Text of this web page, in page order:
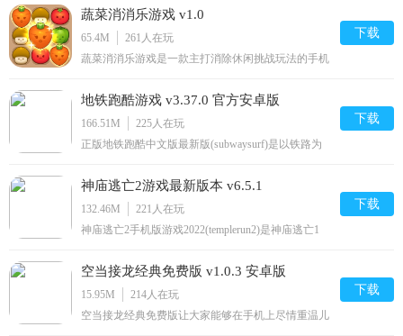
飞行射击方向和速度。这款游戏可以自动存档，实时
保存用户游戏数据！喜欢的玩家欢迎在绿色资源网下
载体验！疯狂喷
蔬菜消消乐游戏 v1.0
65.4M 261 人在玩
蔬菜消消乐游戏是一款主打消除休闲挑战玩法的手机
给你充满乐趣的体验，赶快来下载试试吧！蔬菜消消
乐最新版介绍以多种形状搭配积木，生成功能积木！
郁闷的游戏进行顺
下载
地铁跑酷游戏 v3.37.0 官方安卓版
166.51M 225人在玩
正版地铁跑酷中文版最新版(subwaysurf)是以铁路为
你，你要躲避过程中的各种障碍物，并且收集金币，
最重要的是不要被抓到，不然游戏就结束了，很有意
思的小游戏。地铁跑
下载
神庙逃亡2游戏最新版本 v6.5.1
132.46M 221 人在玩
神庙逃亡2手机版游戏2022(templerun2)是神庙逃亡1
人物；还有全新的关卡设计，难度提升了不少；更多
惊喜内容，你不应该错过哦！神庙逃亡2官方介绍神
庙逃亡2(魔境仙踪
下载
空当接龙经典免费版 v1.0.3 安卓版
15.95M 214人在玩
空当接龙经典免费版让大家能够在手机上尽情重温儿
下载